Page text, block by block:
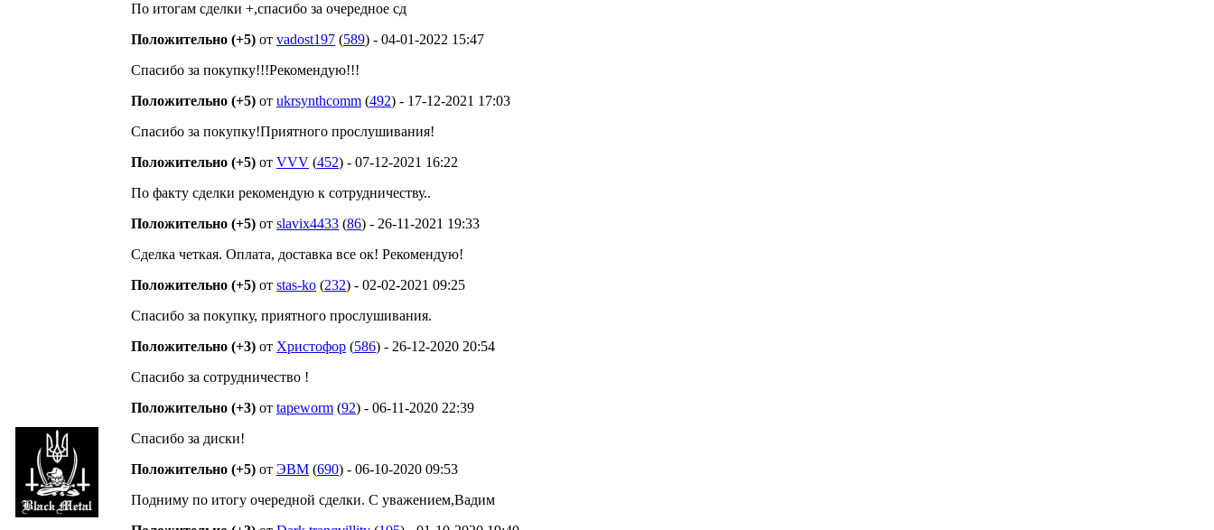
По итогам сделки +,спасибо за очередное сд
Положительно (+5) от vadost197 (589) - 04-01-2022 15:47
Спасибо за покупку!!!Рекомендую!!!
Положительно (+5) от ukrsynthcomm (492) - 17-12-2021 17:03
Спасибо за покупку!Приятного прослушивания!
Положительно (+5) от VVV (452) - 07-12-2021 16:22
По факту сделки рекомендую к сотрудничеству..
Положительно (+5) от slavix4433 (86) - 26-11-2021 19:33
Сделка четкая. Оплата, доставка все ок! Рекомендую!
Положительно (+5) от stas-ko (232) - 02-02-2021 09:25
Спасибо за покупку, приятного прослушивания.
Положительно (+3) от Христофор (586) - 26-12-2020 20:54
Спасибо за сотрудничество !
Положительно (+3) от tapeworm (92) - 06-11-2020 22:39
Спасибо за диски!
Положительно (+5) от ЭВМ (690) - 06-10-2020 09:53
Подниму по итогу очередной сделки. С уважением,Вадим